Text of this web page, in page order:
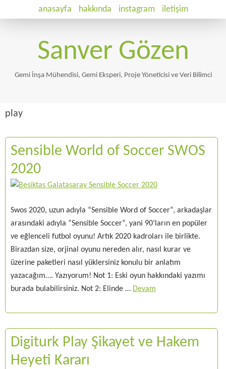
anasayfa hakkında instagram iletişim
Sanver Gözen
Gemi İnşa Mühendisi, Gemi Eksperi, Proje Yöneticisi ve Veri Bilimci
play
Sensible World of Soccer SWOS
2020
Swos 2020, uzun adıyla “Sensible Word of Soccer“, arkadaşlar
arasındaki adıyla “Sensible Soccer“, yani 90’ların en popüler
ve eğlenceli futbol oyunu! Artık 2020 kadroları ile birlikte.
Birazdan size, orjinal oyunu nereden alır, nasıl kurar ve
üzerine paketleri nasıl yüklersiniz konulu bir anlatım
yazacağım…. Yazıyorum! Not 1: Eski oyun hakkındaki yazımı
burada bulabilirsiniz. Not 2: Elinde … Devam
Digiturk Play Şikayet ve Hakem
Heyeti Kararı